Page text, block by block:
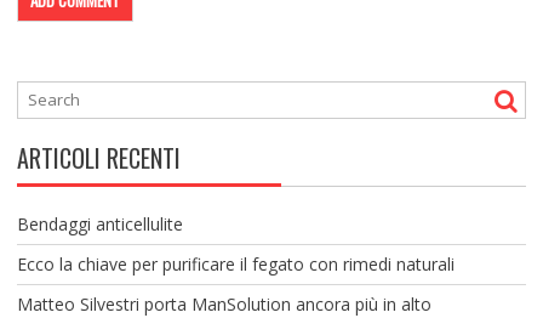
ARTICOLI RECENTI
Bendaggi anticellulite
Ecco la chiave per purificare il fegato con rimedi naturali
Matteo Silvestri porta ManSolution ancora più in alto